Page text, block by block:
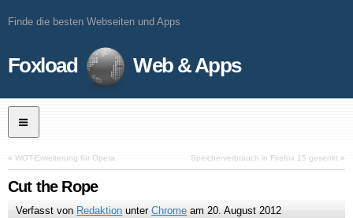
Finde die besten Webseiten und Apps
Foxload Web & Apps
« WOT-Erweiterung für Opera Speicherverbrauch in Firefox 15 gesenkt »
Cut the Rope
Verfasst von Redaktion unterChrome am20. August 2012